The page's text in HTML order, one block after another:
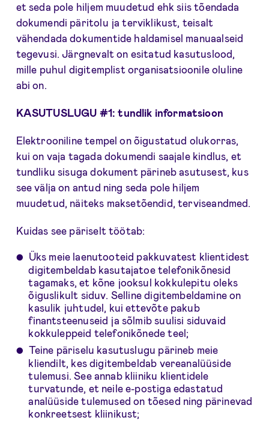
et seda pole hiljem muudetud ehk siis tõendada
dokumendi päritolu ja terviklikust, teisalt
vähendada dokumentide haldamisel manuaalseid
tegevusi. Järgnevalt on esitatud kasutuslood,
mille puhul digitemplist organisatsioonile oluline
abi on.
KASUTUSLUGU #1: tundlik informatsioon
Elektrooniline tempel on õigustatud olukorras,
kui on vaja tagada dokumendi saajale kindlus, et
tundliku sisuga dokument pärineb asutusest, kus
see välja on antud ning seda pole hiljem
muudetud, näiteks maksetõendid, terviseandmed.
Kuidas see päriselt töötab:
Üks meie laenutooteid pakkuvatest klientidest
digitembeldab kasutajatoe telefonikõnesid
tagamaks, et kõne jooksul kokkulepitu oleks
õiguslikult siduv. Selline digitembeldamine on
kasulik juhtudel, kui ettevõte pakub
finantsteenuseid ja sõlmib suulisi siduvaid
kokkuleppeid telefonikõnede teel;
Teine päriselu kasutuslugu pärineb meie
kliendilt, kes digitembeldab vereanalüüside
tulemusi. See annab kliiniku klientidele
turvatunde, et neile e-postiga edastatud
analüüside tulemused on tõesed ning pärinevad
konkreetsest kliinikust;